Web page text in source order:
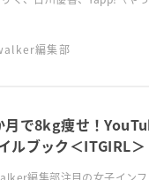
編集部
月で8kg痩せ！
ルブック＜ITGIRL＞
編集部注目の女子インフ